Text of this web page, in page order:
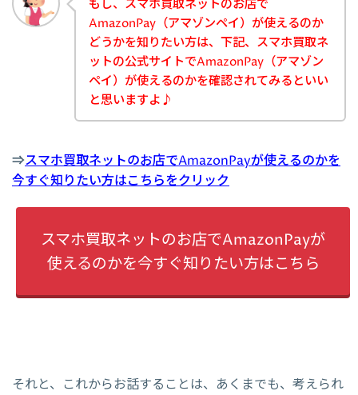
もし、スマホ買取ネットのお店で
AmazonPay（アマゾンペイ）が使えるのか
どうかを知りたい方は、下記、スマホ買取ネ
ットの公式サイトでAmazonPay（アマゾン
ペイ）が使えるのかを確認されてみるといい
と思いますよ♪
⇒スマホ買取ネットのお店でAmazonPayが使えるのかを
今すぐ知りたい方はこちらをクリック
スマホ買取ネットのお店でAmazonPayが
使えるのかを今すぐ知りたい方はこちら
それと、これからお話することは、あくまでも、考えられ